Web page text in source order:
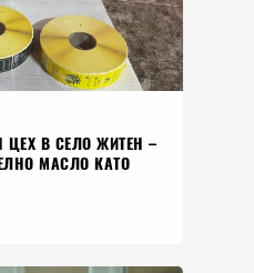
ЦЕХ В СЕЛО ЖИТЕН –
МАСЛО КАТО